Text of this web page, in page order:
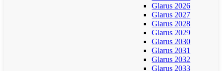
Glarus 2026
Glarus 2027
Glarus 2028
Glarus 2029
Glarus 2030
Glarus 2031
Glarus 2032
Glarus 2033